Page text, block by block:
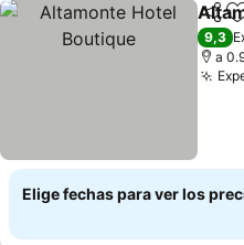
9,3
a
Elige fechas para ver los